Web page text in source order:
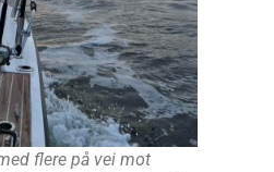
flere på vei mot